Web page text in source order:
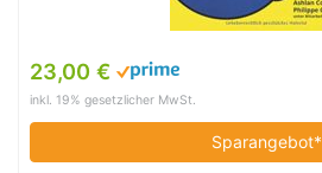
23,00 €
inkl. 19% gesetzlicher MwSt.
Sparangebot*